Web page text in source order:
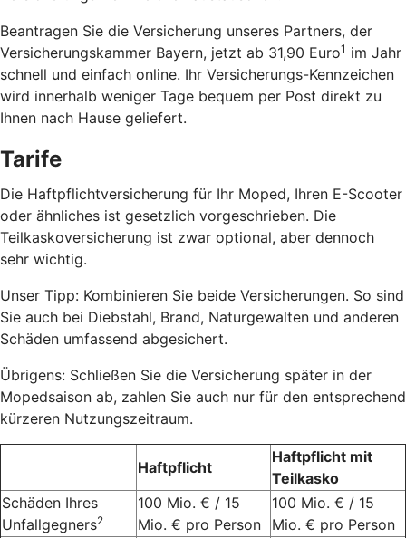
Beantragen Sie die Versicherung unseres Partners, der
Versicherungskammer Bayern, jetzt ab 31,90 Euro1 im Jahr
schnell und einfach online. Ihr Versicherungs-Kennzeichen
wird innerhalb weniger Tage bequem per Post direkt zu
Ihnen nach Hause geliefert.
Tarife
Die Haftpflichtversicherung für Ihr Moped, Ihren E-Scooter
oder ähnliches ist gesetzlich vorgeschrieben. Die
Teilkaskoversicherung ist zwar optional, aber dennoch
sehr wichtig.
Unser Tipp: Kombinieren Sie beide Versicherungen. So sind
Sie auch bei Diebstahl, Brand, Naturgewalten und anderen
Schäden umfassend abgesichert.
Übrigens: Schließen Sie die Versicherung später in der
Mopedsaison ab, zahlen Sie auch nur für den entsprechend
kürzeren Nutzungszeitraum.
Haftpflicht
Haftpflicht mit
Teilkasko
Schäden Ihres
Unfallgegners2
100 Mio. € / 15
Mio. € pro Person
100 Mio. € / 15
Mio. € pro Person